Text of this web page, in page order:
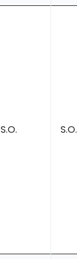
S.O. S.O.